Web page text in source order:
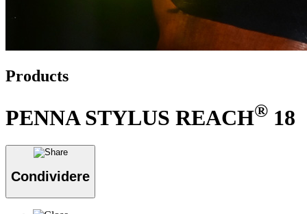
Products
PENNA STYLUS REACH® 18
Condividere